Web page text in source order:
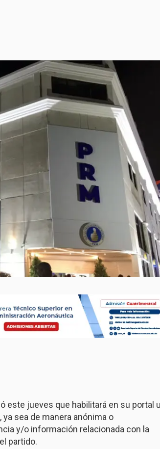
este jueves que habilitará en su portal
sea de manera anónima o
y/o información relacionada con la
partido.